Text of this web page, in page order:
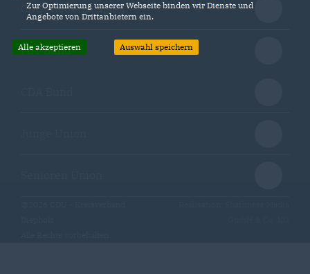
CDU Niedersachsen
MIT Bund
Zur Optimierung unserer Webseite binden wir Dienste und
Angebote von Drittanbietern ein.
Alle akzeptieren Auswahl speichern